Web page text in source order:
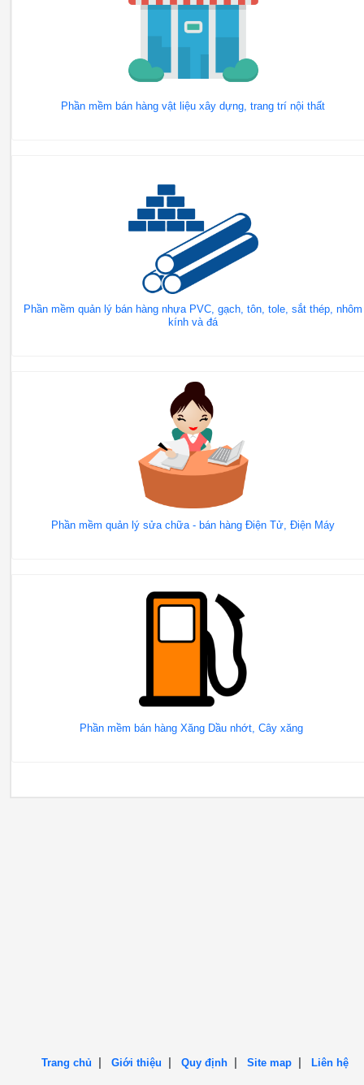
Phần mềm bán hàng vật liệu xây dựng, trang trí nội thất
Phần mềm quản lý bán hàng nhựa PVC, gạch, tôn, tole, sắt thép, nhôm
kính và đá
Phần mềm quản lý sửa chữa - bán hàng Điện Tử, Điện Máy
Phần mềm bán hàng Xăng Dầu nhớt, Cây xăng
Trang chủ Giới thiệu Quy định Site map Liên hệ